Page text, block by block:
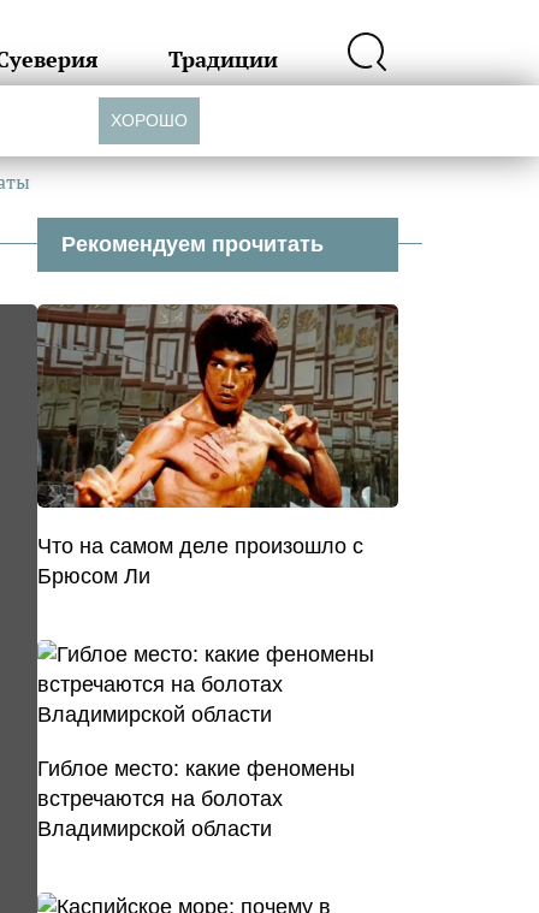
Традиции
Рекомендуем прочитать
Что на самом деле произошло с
Брюсом Ли
Гиблое место: какие феномены
встречаются на болотах
Владимирской области
ХОРОШО